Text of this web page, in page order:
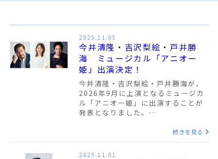
2025.11.05
今井清隆・吉沢梨絵・戸井勝
海 ミュージカル「アニオー
姫」出演決定！
今井清隆・吉沢梨絵・戸井勝海が、
2026年9月に上演となるミュージカ
ル「アニオー姫」に出演することが
発表となりました。…
続きを見る
2025.11.01